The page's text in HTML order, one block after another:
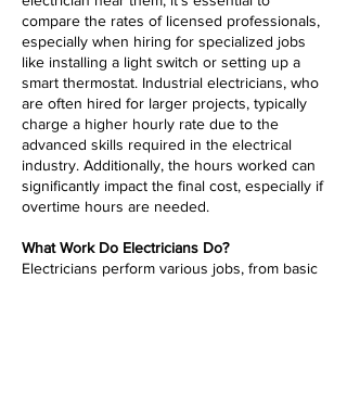
compare the rates of licensed professionals,
especially when hiring for specialized jobs
like installing a light switch or setting up a
smart thermostat. Industrial electricians, who
are often hired for larger projects, typically
charge a higher hourly rate due to the
advanced skills required in the electrical
industry. Additionally, the hours worked can
significantly impact the final cost, especially if
overtime hours are needed.
What Work Do Electricians Do?
Electricians perform various jobs, from basic